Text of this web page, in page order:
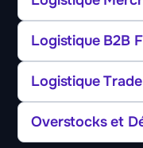
Logistique B2B
Logistique
Overstocks et